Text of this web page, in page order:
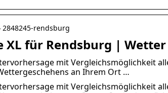
2848245-rendsburg
XL für Rendsburg |
mit Vergleichsmöglichkeit
an Ihrem Ort …
mit Vergleichsmöglichkeit